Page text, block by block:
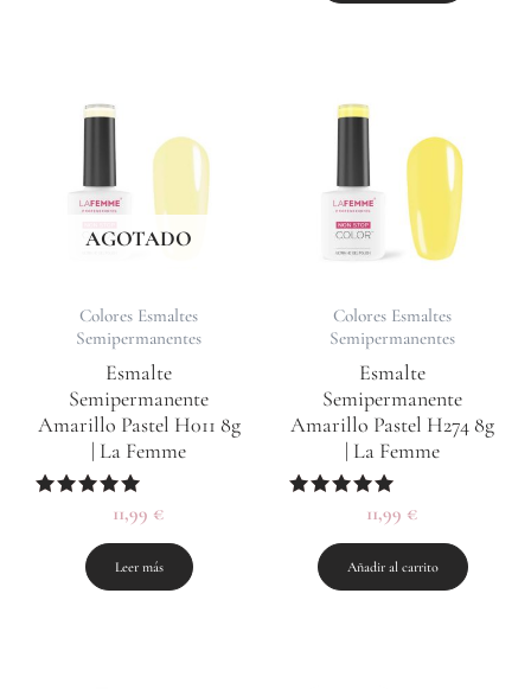
AGOTADO
Colores Esmaltes
Semipermanentes
Esmalte
Semipermanente
Amarillo Pastel H011 8g
| La Femme
Valorado
5.00
de 5
11,99 €
Leer más
Colores Esmaltes
Semipermanentes
Esmalte
Semipermanente
Amarillo Pastel H274 8g
| La Femme
Valorado
5.00
de 5
11,99 €
Añadir al carrito